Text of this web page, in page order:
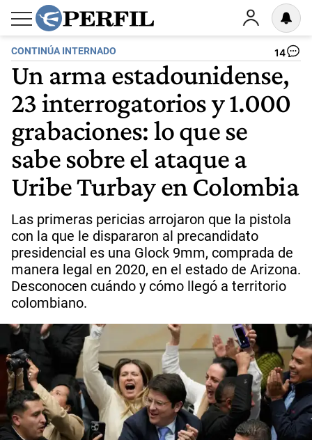
CONTINÚA INTERNADO 14
Un arma estadounidense,
23 interrogatorios y 1.000
grabaciones: lo que se
sabe sobre el ataque a
Uribe Turbay en Colombia
Las primeras pericias arrojaron que la pistola
con la que le dispararon al precandidato
presidencial es una Glock 9mm, comprada de
manera legal en 2020, en el estado de Arizona.
Desconocen cuándo y cómo llegó a territorio
colombiano.